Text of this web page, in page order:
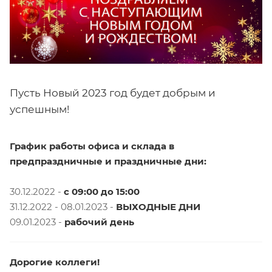
Пусть Новый 2023 год будет добрым и
успешным!
График работы офиса и склада в
предпраздничные и праздничные дни:
30.12.2022 - с 09:00 до 15:00
31.12.2022 - 08.01.2023 - ВЫХОДНЫЕ ДНИ
09.01.2023 - рабочий день
Дорогие коллеги!